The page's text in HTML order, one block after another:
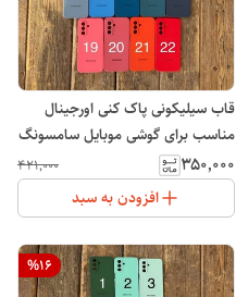
قاب سیلیکونی پاک کنی اورجینال
مناسب برای گوشی موبایل سامسونگ
Galaxy S25 Ultra
۳۵۰٬۰۰۰ ۴۲۱٬۰۰۰
افزودن به سبد
%16